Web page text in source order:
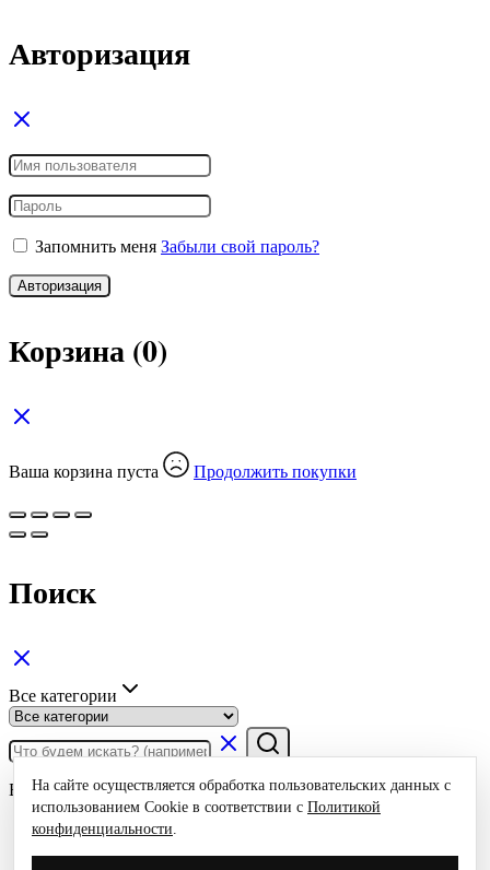
Авторизация
Запомнить меня Забыли свой пароль?
Авторизация
Корзина(0)
Ваша корзина пуста Продолжить покупки
Поиск
Все категории
Быстрые ссылки
Чемоданы
На сайте осуществляется обработка пользовательских данных с
использованием Cookie в соответствии с Политикой
конфиденциальности.